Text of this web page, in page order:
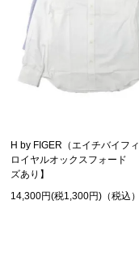
H by FIGER（エイチバイフィ
ロイヤルオックスフォード
ズあり】
14,300円(税1,300円)（税込）